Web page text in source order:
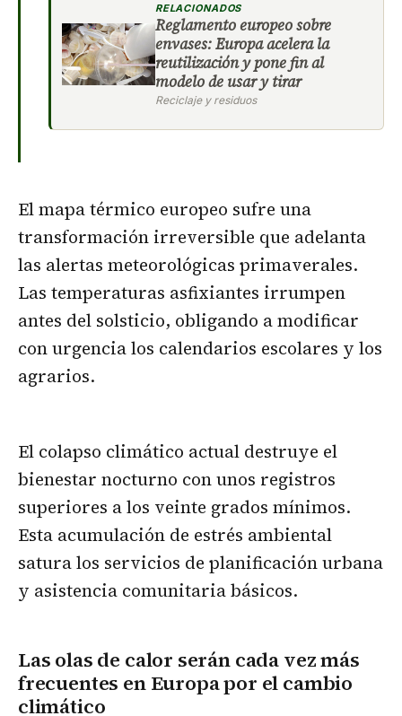
RELACIONADOS
Reglamento europeo sobre
envases: Europa acelera la
reutilización y pone fin al
modelo de usar y tirar
Reciclaje y residuos
El mapa térmico europeo sufre una
transformación irreversible que adelanta
las alertas meteorológicas primaverales.
Las temperaturas asfixiantes irrumpen
antes del solsticio, obligando a modificar
con urgencia los calendarios escolares y los
agrarios.
El colapso climático actual destruye el
bienestar nocturno con unos registros
superiores a los veinte grados mínimos.
Esta acumulación de estrés ambiental
satura los servicios de planificación urbana
y asistencia comunitaria básicos.
Las olas de calor serán cada vez más
frecuentes en Europa por el cambio
climático